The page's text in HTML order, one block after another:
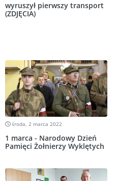
wyruszył pierwszy transport
(ZDJĘCIA)
środa, 2 marca 2022
1 marca - Narodowy Dzień
Pamięci Żołnierzy Wyklętych